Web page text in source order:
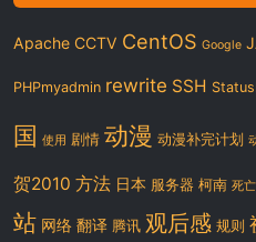
Apache CCTV CentOS Google
PHPmyadmin rewrite SSH
国 使用 剧情 动漫 动漫补完计划
贺2010 方法 日本 服务器 柯南 死
站 网络 翻译 腾讯 观后感 规则